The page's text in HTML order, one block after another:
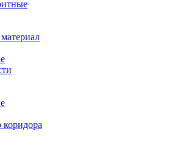
коридора